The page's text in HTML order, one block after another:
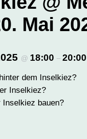
Mai
@ 18:00 – 20:00
dem Inselkiez?
Inselkiez?
Inselkiez bauen?